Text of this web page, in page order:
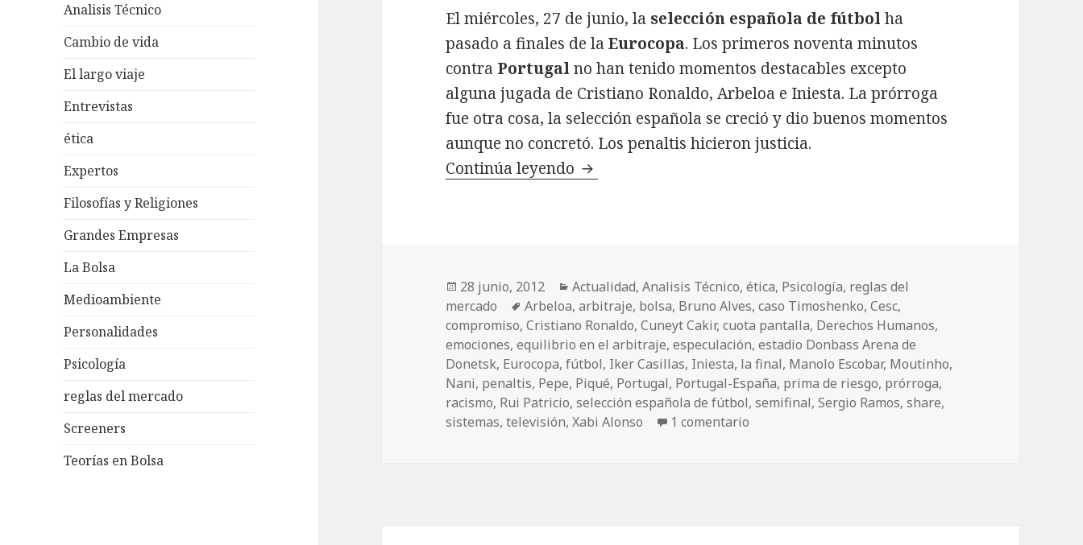
Analisis Técnico
Cambio de vida
El largo viaje
Entrevistas
ética
Expertos
Filosofías y Religiones
Grandes Empresas
La Bolsa
Medioambiente
Personalidades
Psicología
reglas del mercado
Screeners
Teorías en Bolsa
El miércoles, 27 de junio, la selección española de fútbol ha
pasado a finales de laEurocopa. Los primeros noventa minutos
contra Portugal no han tenido momentos destacables excepto
alguna jugada de Cristiano Ronaldo, Arbeloa e Iniesta. La prórroga
fue otra cosa, la selección española se creció y dio buenos momentos
aunque no concretó. Los penaltis hicieron justicia.
Continúa leyendo Portugal-España: emociones, especulación, arbitraje y a la final
Publicado
el
28 junio, 2012 Categorías
Actualidad,Analisis Técnico,ética, Psicología, reglas del
mercado
Etiquetas
Arbeloa,arbitraje, bolsa, Bruno Alves,caso Timoshenko,Cesc,
compromiso,Cristiano Ronaldo,Cuneyt Cakir,cuota pantalla, Derechos Humanos,
emociones,equilibrio en el arbitraje,especulación,estadio Donbass Arena de
Donetsk, Eurocopa,fútbol, Iker Casillas, Iniesta, la final, Manolo Escobar, Moutinho,
Nani, penaltis, Pepe, Piqué, Portugal, Portugal-España, prima de riesgo, prórroga,
racismo, Rui Patricio,selección española de fútbol,semifinal,Sergio Ramos,share,
sistemas,televisión,Xabi Alonso 1 comentario